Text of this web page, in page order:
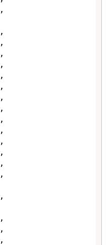
,
,
,
,
,
,
,
,
,
,
,
,
,
,
,
,
,
,
,